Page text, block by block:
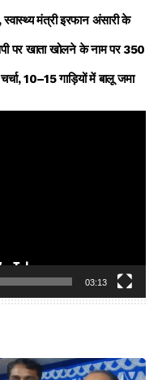
मंत्री इरफान अंसारी के
पर खाता खोलने के नाम पर ₹350
10–15 गाड़ियों में बालू जमा
03:13